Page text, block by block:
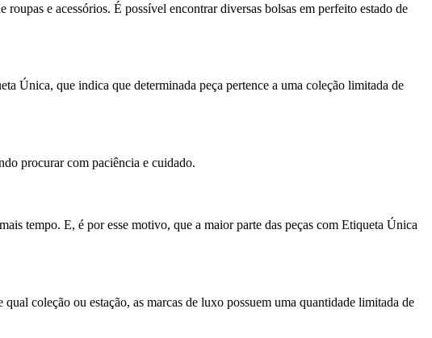
e acessórios. É possível encontrar diversas bolsas em perfeito estado de
Única, que indica que determinada peça pertence a uma coleção limitada de
procurar com paciência e cuidado.
tempo. E, é por esse motivo, que a maior parte das peças com Etiqueta Única
coleção ou estação, as marcas de luxo possuem uma quantidade limitada de